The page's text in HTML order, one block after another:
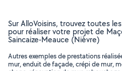
Sur AlloVoisins, trouvez toutes
pour réaliser votre projet de
Saincaize-Meauce (Nièvre)
Autres exemples de prestations
mur, enduit de façade, crépi de mur,